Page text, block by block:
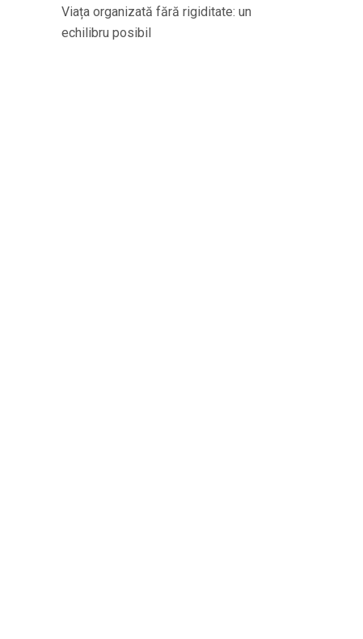
Viața organizată fără rigiditate: un
echilibru posibil